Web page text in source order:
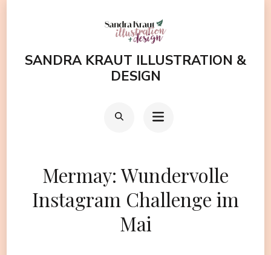
(EnterSANDRA KRAUT ILLUSTRATION &
DESIGN
Mermay: Wundervolle
Instagram Challenge im
Mai